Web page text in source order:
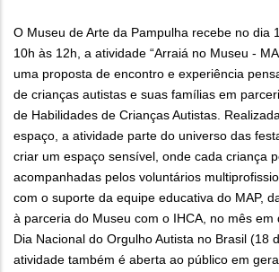
O Museu de Arte da Pampulha recebe no dia
10h às 12h, a atividade “Arraiá no Museu -
uma proposta de encontro e experiência
de crianças autistas e suas famílias em
de Habilidades de Crianças Autistas.
espaço, a atividade parte do universo das
criar um espaço sensível, onde cada criança
acompanhadas pelos voluntários
com o suporte da equipe educativa do MAP,
à parceria do Museu com o IHCA, no mês em
Dia Nacional do Orgulho Autista no Brasil (18
atividade também é aberta ao público em